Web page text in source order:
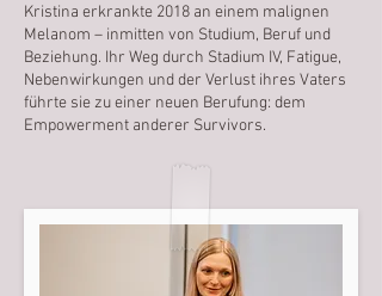
Kristina erkrankte 2018 an einem malignen
Melanom – inmitten von Studium, Beruf und
Beziehung. Ihr Weg durch Stadium IV, Fatigue,
Nebenwirkungen und der Verlust ihres Vaters
führte sie zu einer neuen Berufung: dem
Empowerment anderer Survivors.